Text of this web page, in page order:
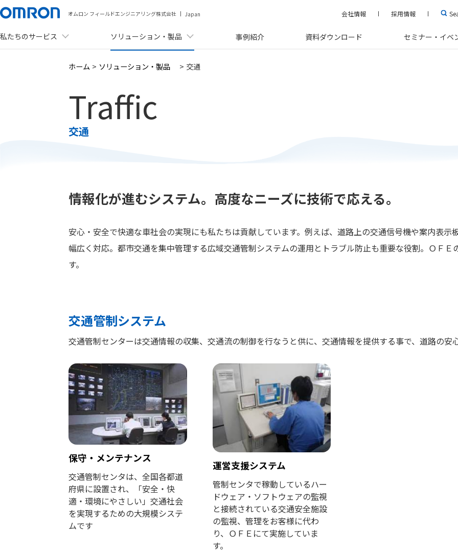
オムロン フィールドエンジニアリング株式会社 Japan 会社情報 採用情報
私たちのサービス ソリューション・製品 事例紹介 資料ダウンロード セミナー・イベ
メニュー
私たちのサービス
ソリューション・製品
事例紹介
ニュース
採用情報
ホーム > ソリューション・製品 > 交通
Traffic
交通
情報化が進むシステム。高度なニーズに技術で応える。
安心・安全で快適な車社会の実現にも私たちは貢献しています。例えば、道路上の交通信号機や案内表
幅広く対応。都市交通を集中管理する広域交通管制システムの運用とトラブル防止も重要な役割。ＯＦ
す。
交通管制システム
交通管制センターは交通情報の収集、交通流の制御を行なうと供に、交通情報を提供する事で、道路の安
保守・メンテナンス
交通管制センタは、全国各都道
府県に設置され、「安全・快
適・環境にやさしい」交通社会
を実現するための大規模システ
ムです
運営支援システム
管制センタで稼動しているハー
ドウェア・ソフトウェアの監視
と接続されている交通安全施設
の監視、管理をお客様に代わ
り、ＯＦＥにて実施していま
す。